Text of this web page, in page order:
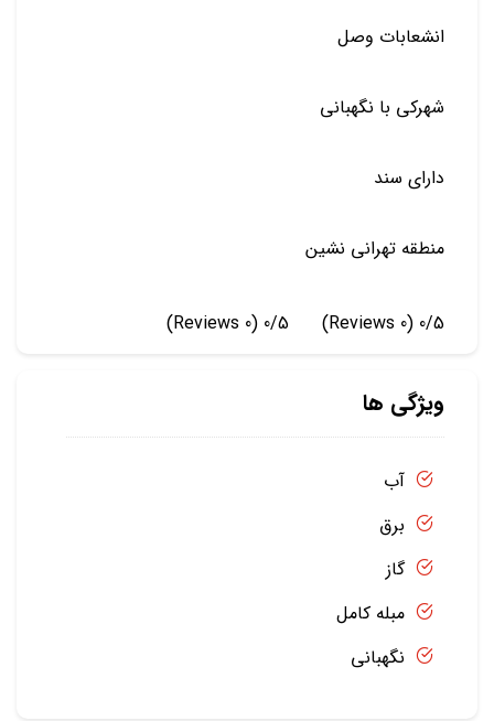
انشعابات وصل
شهرکی با نگهبانی
دارای سند
منطقه تهرانی نشین
0/5
(0 Reviews)
0/5
(0 Reviews)
ویژگی ها
آب
برق
گاز
مبله کامل
نگهبانی